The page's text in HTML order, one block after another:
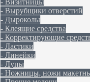
- Визитницы
- Вырубщики отверстий
- Дыроколы
- Клеящие средства
- Корректирующие
- Ластики
- Линейки
- Лупы
- Ножницы, ножи